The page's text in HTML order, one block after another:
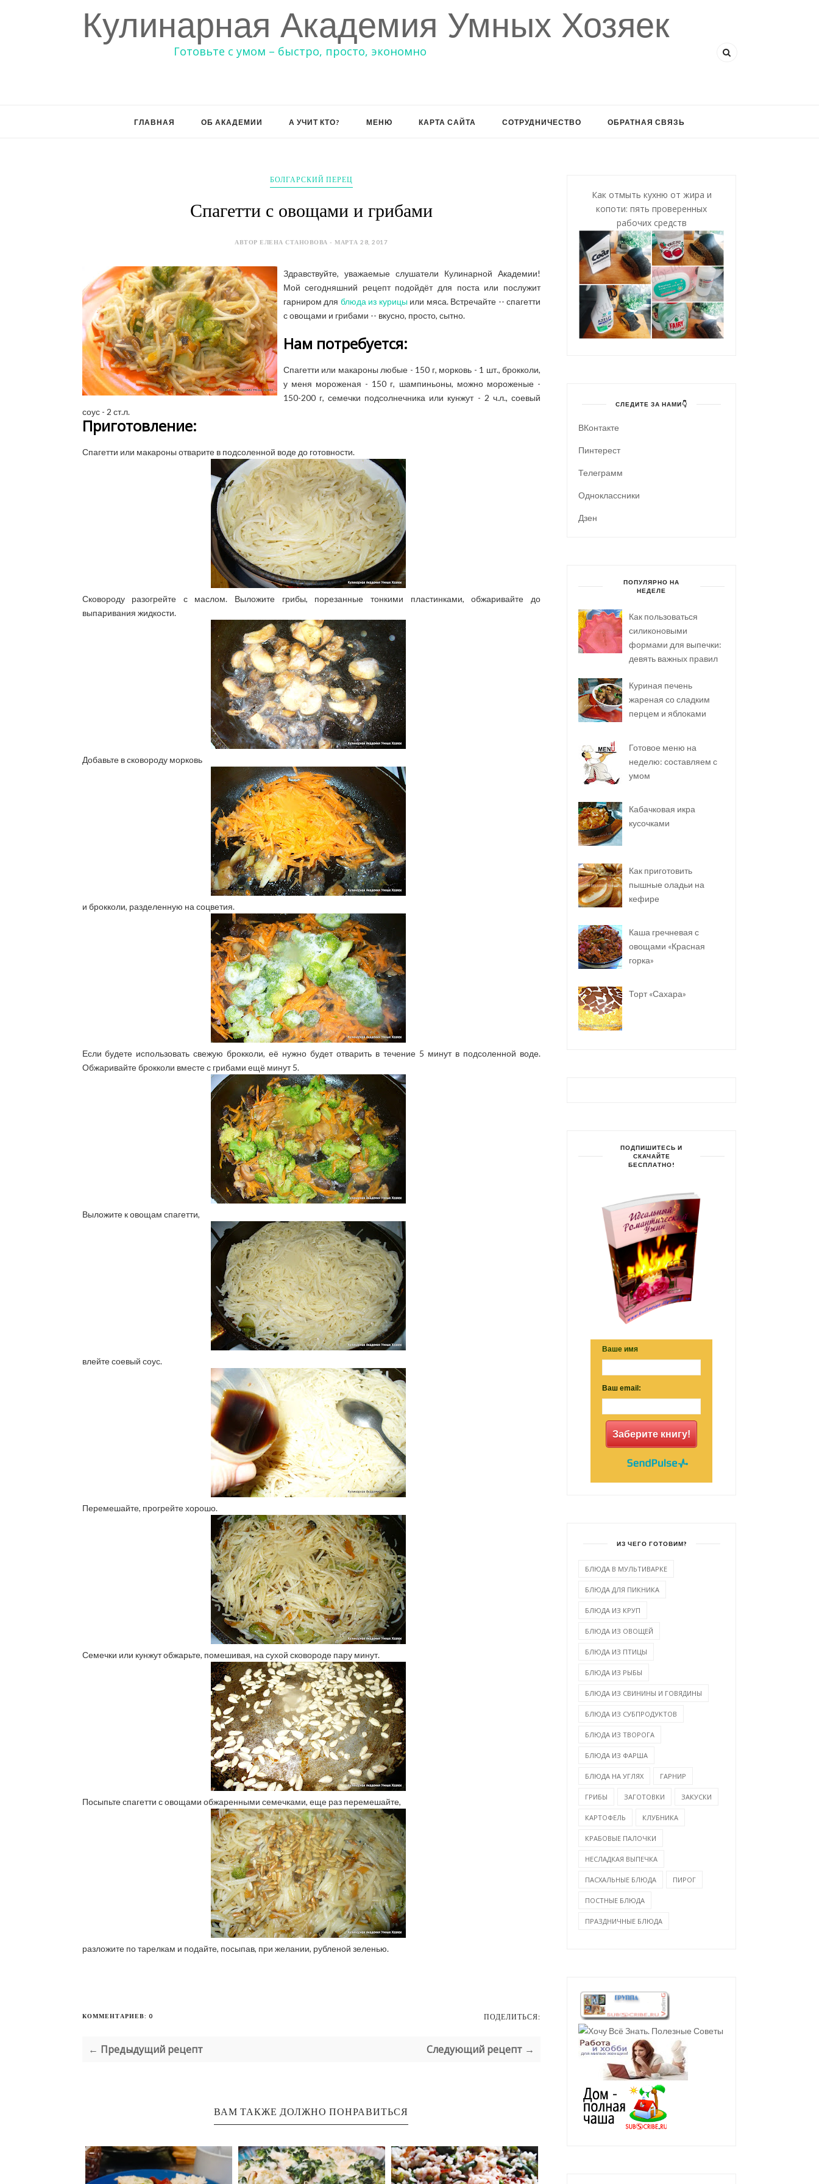
Кулинарная Академия Умных Хозяек
Готовьте с умом – быстро, просто, экономно
ГЛАВНАЯ ОБ АКАДЕМИИ А УЧИТ КТО? МЕНЮ КАРТА САЙТА СОТРУДНИЧЕСТВО ОБРАТНАЯ СВЯЗЬ
БОЛГАРСКИЙ ПЕРЕЦ
Спагетти с овощами и грибами
АВТОР ЕЛЕНА СТАНОВОВА - МАРТА 28, 2017
Здравствуйте, уважаемые слушатели Кулинарной Академии!
Мой сегодняшний рецепт подойдёт для поста или послужит
гарниром для блюда из курицыили мяса. Встречайте -- спагетти
с овощами и грибами -- вкусно, просто, сытно.
Нам потребуется:
Спагетти или макароны любые - 150 г, морковь - 1 шт., брокколи,
у меня мороженая - 150 г, шампиньоны, можно мороженые -
150-200 г, семечки подсолнечника или кунжут - 2 ч.л., соевый
соус - 2 ст.л.
Приготовление:
Спагетти или макароны отварите в подсоленной воде до готовности.
Сковороду разогрейте с маслом. Выложите грибы, порезанные тонкими пластинками, обжаривайте до
выпаривания жидкости.
Добавьте в сковороду морковь
и брокколи, разделенную на соцветия.
Если будете использовать свежую брокколи, её нужно будет отварить в течение 5 минут в подсоленной воде.
Обжаривайте брокколи вместе с грибами ещё минут 5.
Выложите к овощам спагетти,
влейте соевый соус.
Перемешайте, прогрейте хорошо.
Семечки или кунжут обжарьте, помешивая, на сухой сковороде пару минут.
Посыпьте спагетти с овощами обжаренными семечками, еще раз перемешайте,
разложите по тарелкам и подайте, посыпав, при желании, рубленой зеленью.
КОММЕНТАРИЕВ: 0 ПОДЕЛИТЬСЯ:
← Предыдущий рецепт Следующий рецепт →
ВАМ ТАКЖЕ ДОЛЖНО ПОНРАВИТЬСЯ
Как отмыть кухню от жира и
копоти: пять проверенных
рабочих средств
СЛЕДИТЕ ЗА НАМИ👇
ВКонтакте
Пинтерест
Телеграмм
Одноклассники
Дзен
ПОПУЛЯРНО НА
НЕДЕЛЕ
Как пользоваться
силиконовыми
формами для выпечки:
девять важных правил
Куриная печень
жареная со сладким
перцем и яблоками
Готовое меню на
неделю: составляем с
умом
Кабачковая икра
кусочками
Как приготовить
пышные оладьи на
кефире
Каша гречневая с
овощами «Красная
горка»
Торт «Сахара»
ПОДПИШИТЕСЬ И
СКАЧАЙТЕ
БЕСПЛАТНО!
Ваше имя
Ваш email:
Заберите книгу!
ИЗ ЧЕГО ГОТОВИМ?
БЛЮДА В МУЛЬТИВАРКЕ
БЛЮДА ДЛЯ ПИКНИКА
БЛЮДА ИЗ КРУП
БЛЮДА ИЗ ОВОЩЕЙ
БЛЮДА ИЗ ПТИЦЫ
БЛЮДА ИЗ РЫБЫ
БЛЮДА ИЗ СВИНИНЫ И ГОВЯДИНЫ
БЛЮДА ИЗ СУБПРОДУКТОВ
БЛЮДА ИЗ ТВОРОГА
БЛЮДА ИЗ ФАРША
БЛЮДА НА УГЛЯХ ГАРНИР
ГРИБЫ ЗАГОТОВКИ ЗАКУСКИ
КАРТОФЕЛЬ КЛУБНИКА
КРАБОВЫЕ ПАЛОЧКИ
НЕСЛАДКАЯ ВЫПЕЧКА
ПАСХАЛЬНЫЕ БЛЮДА ПИРОГ
ПОСТНЫЕ БЛЮДА
ПРАЗДНИЧНЫЕ БЛЮДА